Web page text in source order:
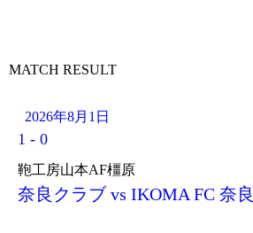
MATCH RESULT
2026年8月1日
1 - 0
鞄工房山本AF橿原
奈良クラブ vs IKOMA FC 奈良